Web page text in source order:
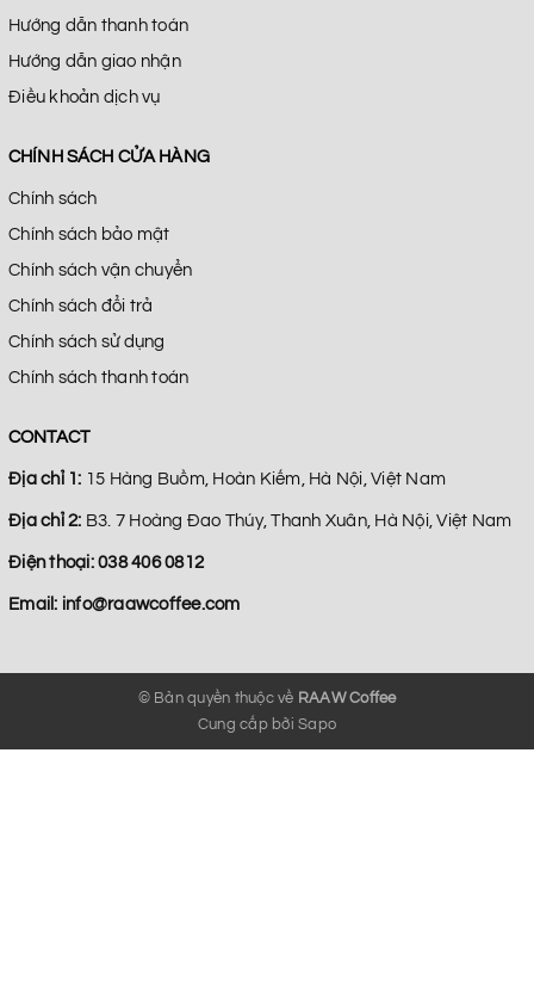
Hướng dẫn thanh toán
Hướng dẫn giao nhận
Điều khoản dịch vụ
CHÍNH SÁCH CỬA HÀNG
Chính sách
Chính sách bảo mật
Chính sách vận chuyển
Chính sách đổi trả
Chính sách sử dụng
Chính sách thanh toán
CONTACT
Địa chỉ 1: 15 Hàng Buồm, Hoàn Kiếm, Hà Nội, Việt Nam
Địa chỉ 2: B3. 7 Hoàng Đao Thúy, Thanh Xuân, Hà Nội, Việt Nam
Điện thoại: 038 406 0812
Email: info@raawcoffee.com
© Bản quyền thuộc về RAAW Coffee
Cung cấp bởiSapo